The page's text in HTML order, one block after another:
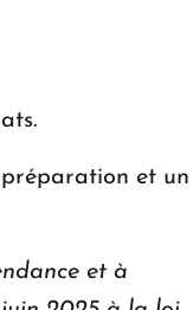
et un
et à